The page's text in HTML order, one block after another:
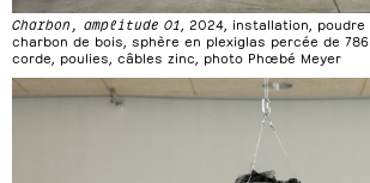
Charbon, amplitude 01, 2024, installation, poudre
charbon de bois, sphère en plexiglas percée de
corde, poulies, câbles zinc, photo Phœbé Meyer